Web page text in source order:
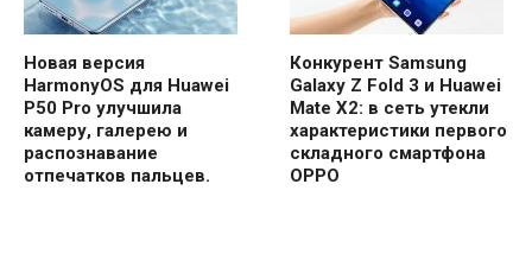
Новая версия
HarmonyOS для Huawei
P50 Pro улучшила
камеру, галерею и
распознавание
отпечатков пальцев.
Конкурент Samsung
Galaxy Z Fold 3 и Huawei
Mate X2: в сеть утекли
характеристики первого
складного смартфона
OPPO